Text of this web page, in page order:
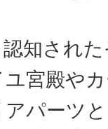
知され
ユ宮殿や
アパーツ